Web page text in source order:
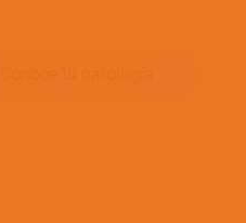
Conoce tu patología